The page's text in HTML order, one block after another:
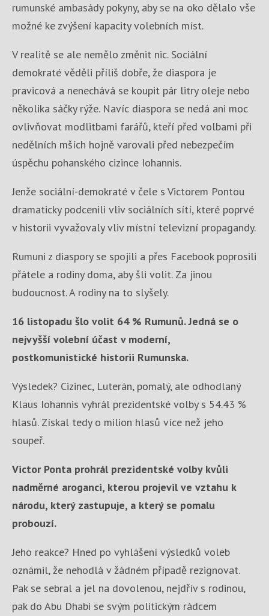
rumunské ambasády pokyny, aby se na oko dělalo vše
možné ke zvýšení kapacity volebních míst.
V realitě se ale nemělo změnit nic. Sociální
demokraté věděli příliš dobře, že diaspora je
pravicová a nenechává se koupit pár litry oleje nebo
několika sáčky rýže. Navíc diaspora se nedá ani moc
ovlivňovat modlitbami farářů, kteří před volbami při
nedělních mších hojně varovali před nebezpečím
úspěchu pohanského cizince Iohannis.
Jenže sociální-demokraté v čele s Victorem Pontou
dramaticky podcenili vliv sociálních sítí, které poprvé
v historii vyvažovaly vliv místní televizní propagandy.
Rumuni z diaspory se spojili a přes Facebook poprosili
přátele a rodiny doma, aby šli volit. Za jinou
budoucnost. A rodiny na to slyšely.
16 listopadu šlo volit 64 % Rumunů. Jedná se o
nejvyšší volební účast v moderní,
postkomunistické historii Rumunska.
Výsledek? Cizinec, Luterán, pomalý, ale odhodlaný
Klaus Iohannis vyhrál prezidentské volby s 54.43 %
hlasů. Získal tedy o milion hlasů více než jeho
soupeř.
Victor Ponta prohrál prezidentské volby kvůli
nadměrné aroganci, kterou projevil ve vztahu k
národu, který zastupuje, a který se pomalu
probouzí.
Jeho reakce? Hned po vyhlášení výsledků voleb
oznámil, že nehodlá v žádném případě rezignovat.
Pak se sebral a jel na dovolenou, nejdřív s rodinou,
pak do Abu Dhabi se svým politickým rádcem